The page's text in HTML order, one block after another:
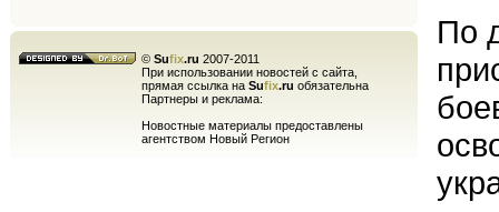
© Sufix.ru 2007-2011
При использовании новостей с сайта,
прямая ссылка на Sufix.ru обязательна
Партнеры и реклама:
Новостные материалы предоставлены
агентством Новый Регион
По